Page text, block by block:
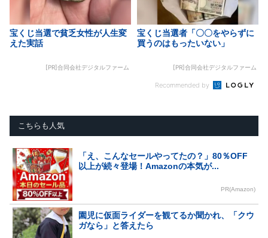
宝くじ当選で貧乏女性が人生変
えた実話
[PR]合同会社デジタルファーム
宝くじ当選者「〇〇をやらずに
買うのはもったいない」
[PR]合同会社デジタルファーム
Recommended by
こちらも人気
「え、こんなセールやってたの？」80％OFF
以上が続々登場！Amazonの本気が...
PR(Amazon)
園児に仮面ライダーを観てるか聞かれ、「クウ
ガなら」と答えたら